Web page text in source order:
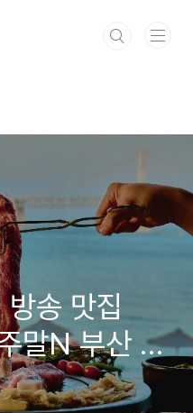
송 맛집
말N 부산 광
삼겹살